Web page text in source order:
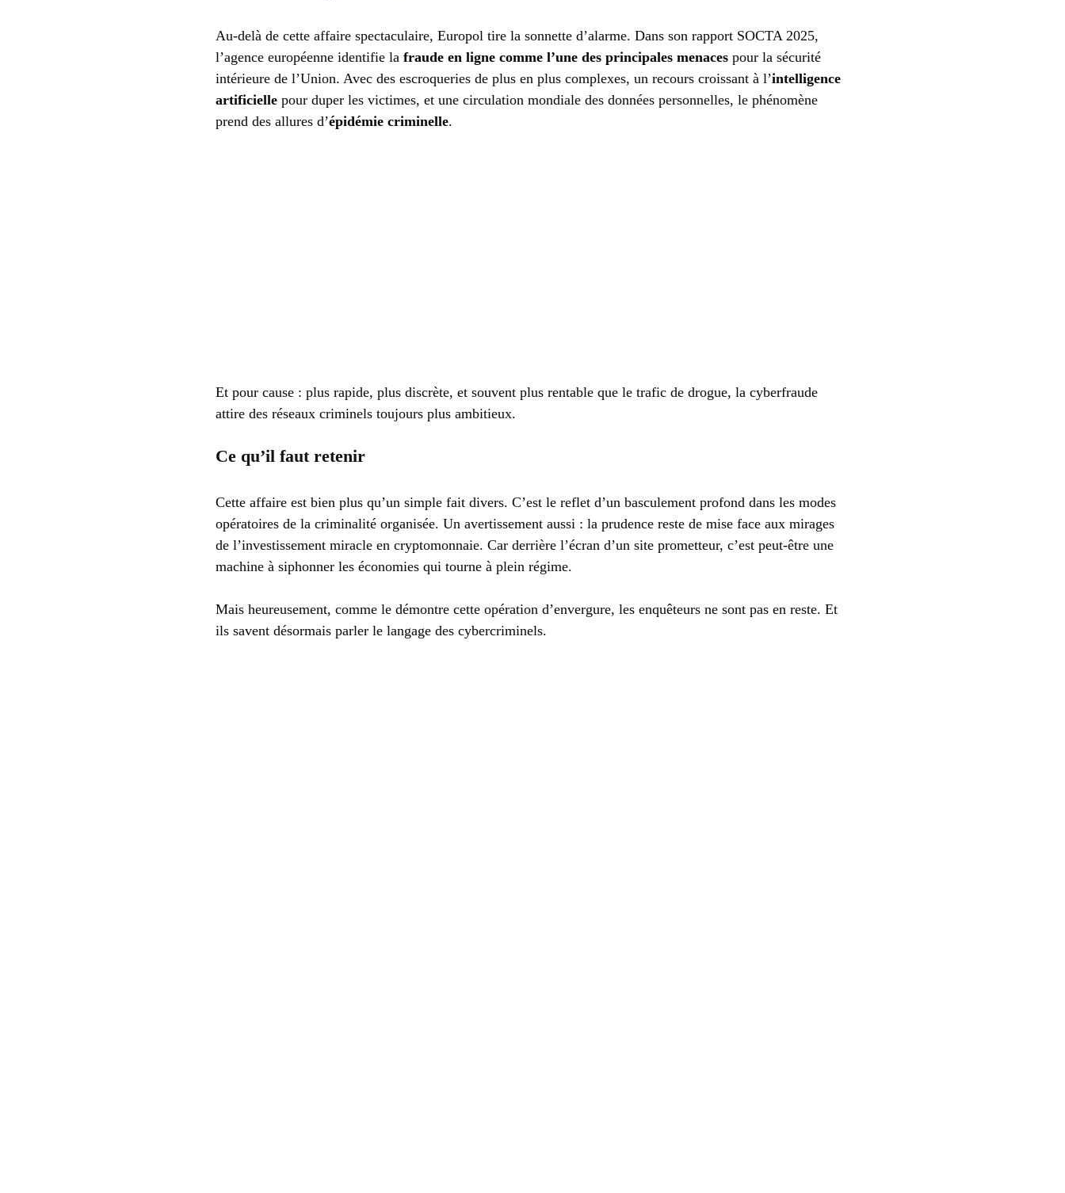
Au-delà de cette affaire spectaculaire, Europol tire la sonnette d’alarme. Dans son rapport SOCTA 2025,
l’agence européenne identifie la fraude en ligne comme l’une des principales menaces pour la sécurité
intérieure de l’Union. Avec des escroqueries de plus en plus complexes, un recours croissant à l’intelligence
artificielle pour duper les victimes, et une circulation mondiale des données personnelles, le phénomène
prend des allures d’épidémie criminelle.
Et pour cause : plus rapide, plus discrète, et souvent plus rentable que le trafic de drogue, la cyberfraude
attire des réseaux criminels toujours plus ambitieux.
Ce qu’il faut retenir
Cette affaire est bien plus qu’un simple fait divers. C’est le reflet d’un basculement profond dans les modes
opératoires de la criminalité organisée. Un avertissement aussi : la prudence reste de mise face aux mirages
de l’investissement miracle en cryptomonnaie. Car derrière l’écran d’un site prometteur, c’est peut-être une
machine à siphonner les économies qui tourne à plein régime.
Mais heureusement, comme le démontre cette opération d’envergure, les enquêteurs ne sont pas en reste. Et
ils savent désormais parler le langage des cybercriminels.